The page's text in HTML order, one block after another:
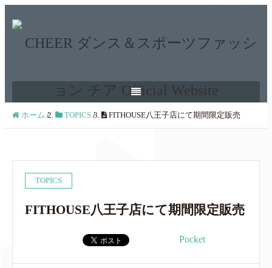
ホーム / TOPICS / FITHOUSE八王子店にて期間限定販売
TOPICS
FITHOUSE八王子店にて期間限定販売
Pocket